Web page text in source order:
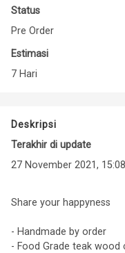
Status
Pre Order
Estimasi
7 Hari
Deskripsi
Terakhir di update
27 November 2021, 15:08
Share your happyness
- Handmade by order
- Food Grade teak